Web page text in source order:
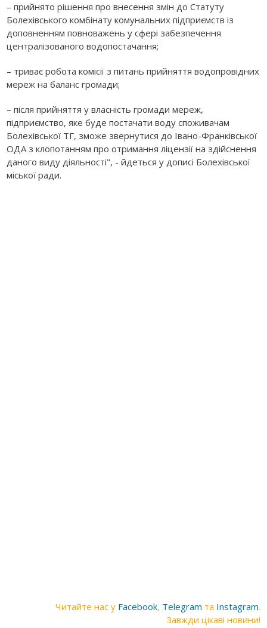
– прийнято рішення про внесення змін до Статуту
Болехівського комбінату комунальних підприємств із
доповненням повноважень у сфері забезпечення
централізованого водопостачання;
– триває робота комісії з питань прийняття водопровідних
мереж на баланс громади;
– після прийняття у власність громади мереж,
підприємство, яке буде постачати воду споживачам
Болехівської ТГ, зможе звернутися до Івано-Франківської
ОДА з клопотанням про отримання ліцензії на здійснення
даного виду діяльності", - йдеться у дописі Болехівської
міської ради.
Читайте нас у Facebook, Telegram та Instagram.
Завжди цікаві новини!